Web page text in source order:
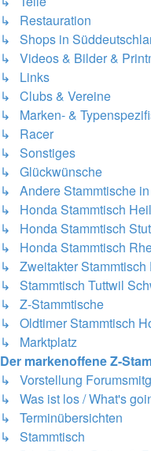
↳ Restauration
↳ Shops in
↳ Videos & Bilder &
↳ Links
↳ Clubs & Vereine
↳ Marken- &
↳ Racer
↳ Sonstiges
↳ Glückwünsche
↳ Andere Stammtische
↳ Honda Stammtisch
↳ Honda Stammtisch
↳ Honda Stammtisch
↳ Zweitakter Stammtisch
↳ Stammtisch Tuttwil
↳ Z-Stammtische
↳ Oldtimer Stammtisch
↳ Marktplatz
Der markenoffene Z-
↳ Vorstellung
↳ Was ist los / What's
↳ Terminübersichten
↳ Stammtisch